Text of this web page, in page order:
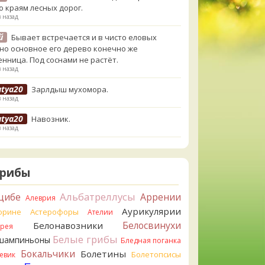
краям лесных дорог.
назад
Бывает встречается и в чисто еловых
основное его дерево конечно же
Под соснами не растёт.
назад
Зарлдыш мухомора.
назад
Навозник.
назад
Скорее всего он.
Что-то из рядовок. Цвета на фото вряд
Рядовка мыльная, судя по пластинкам.
сделали, что не взяли.
Подгруздок чёрный, или близкие виды
Алеврия Альбатреллусы Аррении
Астерофоры Ателии Аурикулярии
Белонавозники Белосвинухи
Белые грибы Бледная поганка
Бокальчики Болетины Болетопсисы